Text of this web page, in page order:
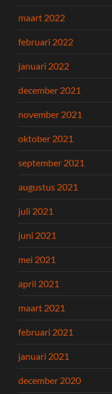
maart 2022
februari 2022
januari 2022
december 2021
november 2021
oktober 2021
september 2021
augustus 2021
juli 2021
juni 2021
mei 2021
april 2021
maart 2021
februari 2021
januari 2021
december 2020